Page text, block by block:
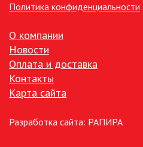
Политика конфиденциальности
О компании
Новости
Оплата и доставка
Контакты
Карта сайта
Разработка сайта: РАПИРА